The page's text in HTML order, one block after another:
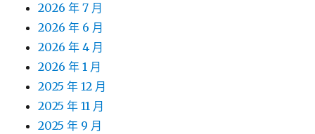
2026 年 7 月
2026 年 6 月
2026 年 4 月
2026 年 1 月
2025 年 12 月
2025 年 11 月
2025 年 9 月